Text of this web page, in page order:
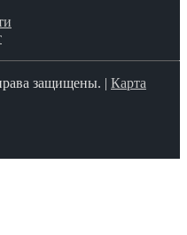
защищены. | Карта